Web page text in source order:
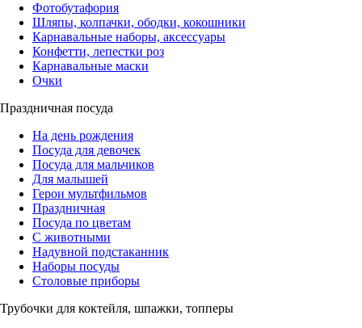
Фотобутафория
Шляпы, колпачки, ободки, кокошники
Карнавальные наборы, аксессуары
Конфетти, лепестки роз
Карнавальные маски
Очки
Праздничная посуда
На день рождения
Посуда для девочек
Посуда для мальчиков
Для малышей
Герои мультфильмов
Праздничная
Посуда по цветам
С животными
Надувной подстаканник
Наборы посуды
Столовые приборы
Трубочки для коктейля, шпажки, топперы